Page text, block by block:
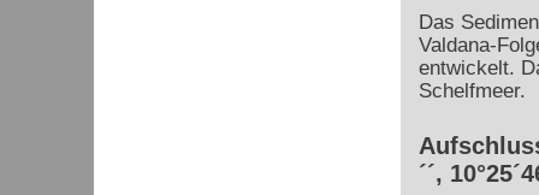
Das
Valdana-
entwickelt.
Schelfmeer.
´´,